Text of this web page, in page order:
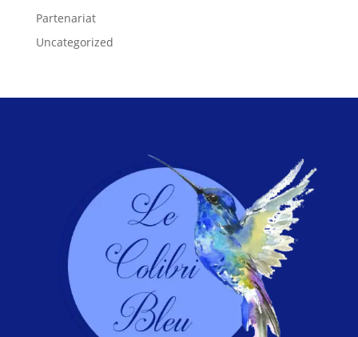
Partenariat
Uncategorized